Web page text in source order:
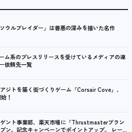
ウルブレイダー」は善悪の深みを描いた名作
ム系のプレスリリースを受けているメディアの連
依頼先一覧
ジトを築く街づくりゲーム「Corsair Cove」、
！
ント事業部、楽天市場に「Thrustmasterブラン
ン。記念キャンペーンでポイントアップ。 レーシ